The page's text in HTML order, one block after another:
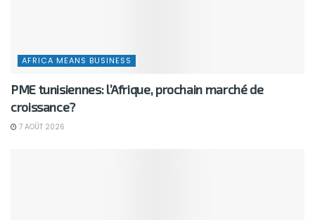
AFRICA MEANS BUSINESS
PME tunisiennes: l’Afrique, prochain marché de
croissance?
7 AOÛT 2026